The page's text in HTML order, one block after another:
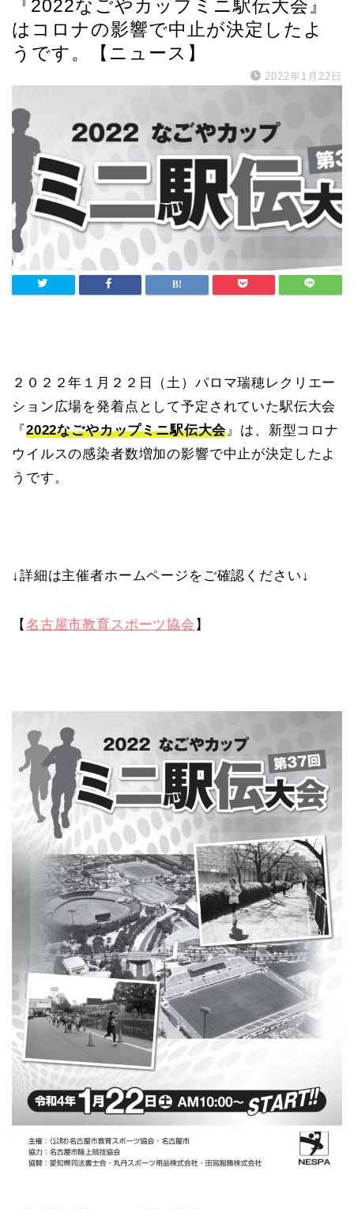
『2022なごやカップミニ駅伝大会』
はコロナの影響で中止が決定したよ
うです。【ニュース】
2022年1月22日
２０２２年１月２２日（土）パロマ瑞穂レクリエー
ション広場を発着点として予定されていた駅伝大会
『2022なごやカップミニ駅伝大会』は、新型コロナ
ウイルスの感染者数増加の影響で中止が決定したよ
うです。
↓詳細は主催者ホームページをご確認ください↓
【 名古屋市教育スポーツ協会 】